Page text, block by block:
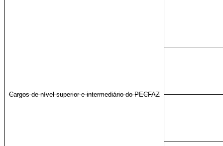
Cargos de nível superior e intermediário do PECFAZ